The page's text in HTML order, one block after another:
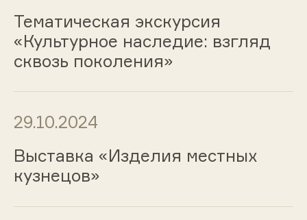
Тематическая экскурсия
«Культурное наследие: взгляд
сквозь поколения»
29.10.2024
Выставка «Изделия местных
кузнецов»